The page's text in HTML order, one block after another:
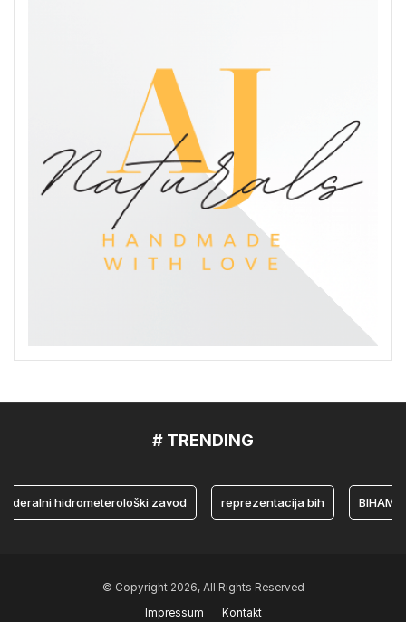
# TRENDING
hidrometerološki zavod reprezentacija bih BIHAMK
© Copyright 2026, All Rights Reserved
Impressum
Kontakt